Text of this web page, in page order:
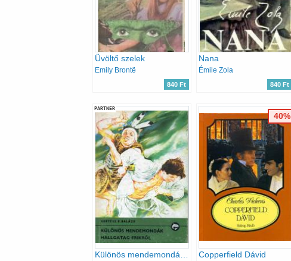
Üvöltő szelek
Emily Brontë
840 Ft
Nana
Émile Zola
840 Ft
PARTNER
Copperfield Dávid
40%